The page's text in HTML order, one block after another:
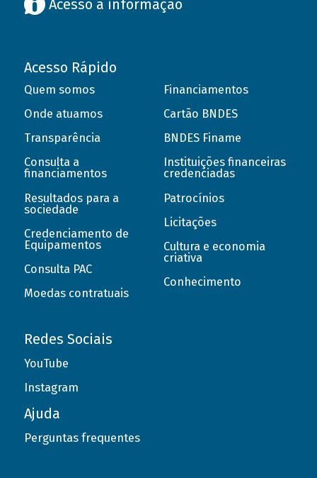
Acesso à informação
Acesso Rápido
Quem somos
Onde atuamos
Transparência
Consulta a
financiamentos
Resultados para a
sociedade
Credenciamento de
Equipamentos
Consulta PAC
Moedas contratuais
Financiamentos
Cartão BNDES
BNDES Finame
Instituições financeiras
credenciadas
Patrocínios
Licitações
Cultura e economia
criativa
Conhecimento
Redes Sociais
YouTube
Instagram
Ajuda
Perguntas frequentes